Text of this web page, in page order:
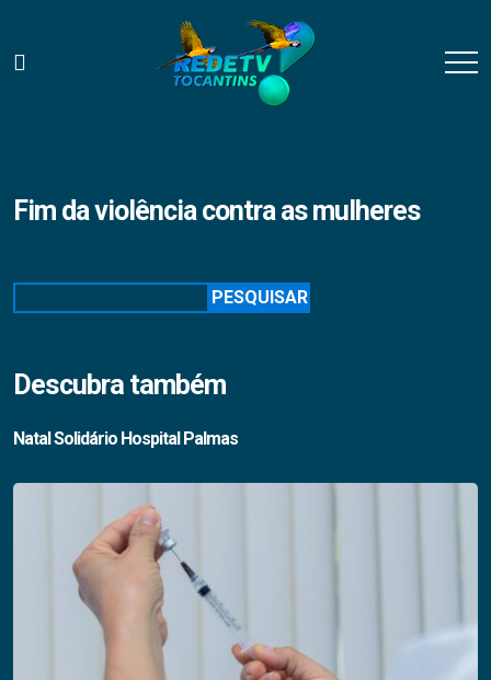
Fim da violência contra as mulheres
PESQUISAR
Descubra também
Natal Solidário Hospital Palmas